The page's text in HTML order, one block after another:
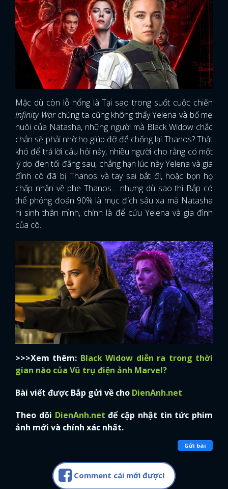
Mặc dù còn lỗ hổng là Tại sao trong suốt cuộc chiến
Infinity Warchúng ta cũng không thấy Yelena và bố mẹ
nuôi của Natasha, những người mà Black Widow chắc
chắn sẽ phải nhờ họ giúp đỡ để chống lại Thanos? Thật
khó để trả lời câu hỏi này, nhiều người cho rằng có một
lý do đen tối đằng sau, chẳng hạn lúc này Yelena và gia
đình cô đã bị Thanos và tay sai bắt đi, hoặc bọn họ
chấp nhận về phe Thanos… nhưng dù sao thì Bắp có
thể phỏng đoán 90% là mục đích sâu xa mà Natasha
hi sinh thân mình, chính là để cứu Yelena và gia đình
của cô.
>>>Xem thêm: Black Widow diễn ra trong thời
gian nào của Vũ trụ điện ảnh Marvel?
Bài viết được Bắp gửi về cho DienAnh.net
Theo dõi DienAnh.net để cập nhật tin tức phim
ảnh mới và chính xác nhất.
Gửi bài
Comment cái mới được!